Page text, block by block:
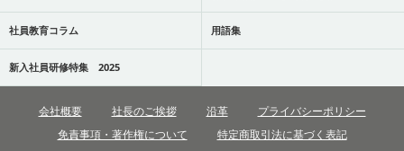
社員教育コラム 用語集
新入社員研修特集 2025
会社概要 社長のご挨拶 沿革
プライバシーポリシー
免責事項・著作権について
特定商取引法に基づく表記